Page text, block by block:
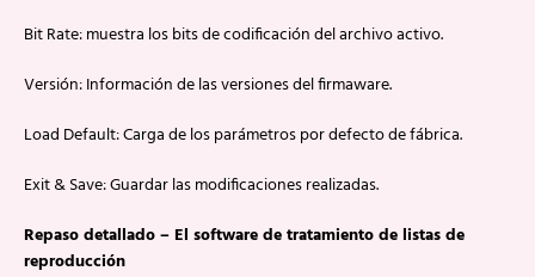
Bit Rate: muestra los bits de codificación del archivo activo.
Versión: Información de las versiones del firmaware.
Load Default: Carga de los parámetros por defecto de fábrica.
Exit & Save: Guardar las modificaciones realizadas.
Repaso detallado – El software de tratamiento de listas de
reproducción